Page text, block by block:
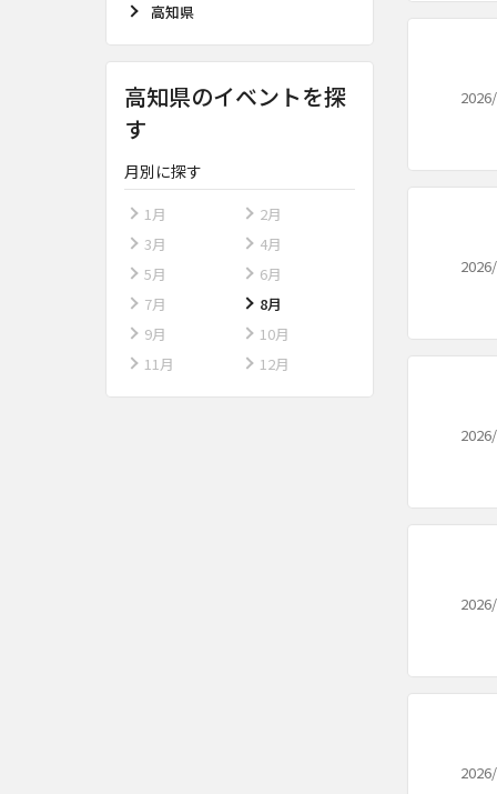
2026/
2026/
2026/
2026/
2026/
高知県
高知県のイベントを探
す
月別に探す
1月
2月
3月
4月
5月
6月
7月
8月
9月
10月
11月
12月